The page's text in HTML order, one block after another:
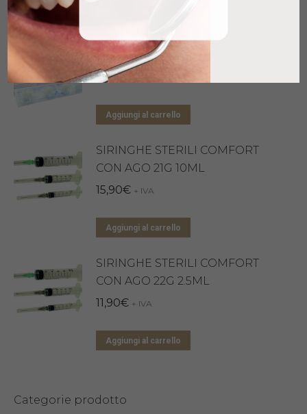
SPONGOSTAN DENTAL 24PZ
23,90
Aggiungi al carrello
SIRINGHE STERILI COMFORT
CON AGO 21G 10ML
15,90€ + IVA
Aggiungi al carrello
SIRINGHE STERILI COMFORT
CON AGO 22G 2.5ML
11,90€ + IVA
Aggiungi al carrello
Categorie prodotto